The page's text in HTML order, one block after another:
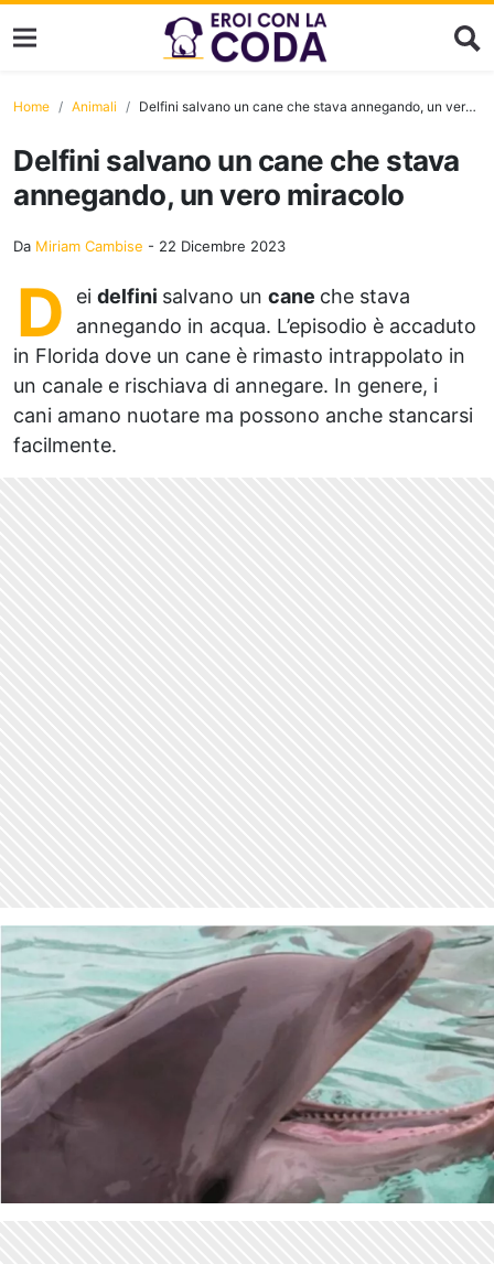
Home Animali Delfini salvano un cane che stava annegando, un vero miracolo
Delfini salvano un cane che stava
annegando, un vero miracolo
Da Miriam Cambise - 22 Dicembre 2023
D ei delfini salvano un cane che stava
annegando in acqua. L’episodio è accaduto
in Florida dove un cane è rimasto intrappolato in
un canale e rischiava di annegare. In genere, i
cani amano nuotare ma possono anche stancarsi
facilmente.